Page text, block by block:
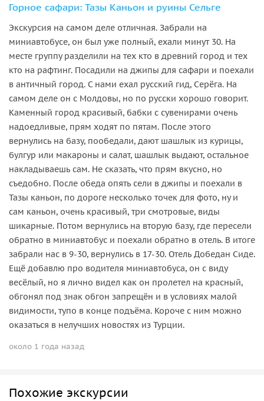
Горное сафари: Тазы Каньон и руины Сельге
Экскурсия на самом деле отличная. Забрали на
миниавтобусе, он был уже полный, ехали минут 30. На
месте группу разделили на тех кто в древний город и тех
кто на рафтинг. Посадили на джипы для сафари и поехали
в античный город. С нами ехал русский гид, Серёга. На
самом деле он с Молдовы, но по русски хорошо говорит.
Каменный город красивый, бабки с сувенирами очень
надоедливые, прям ходят по пятам. После этого
вернулись на базу, пообедали, дают шашлык из курицы,
булгур или макароны и салат, шашлык выдают, остальное
накладываешь сам. Не сказать, что прям вкусно, но
съедобно. После обеда опять сели в джипы и поехали в
Тазы каньон, по дороге несколько точек для фото, ну и
сам каньон, очень красивый, три смотровые, виды
шикарные. Потом вернулись на вторую базу, где пересели
обратно в миниавтобус и поехали обратно в отель. В итоге
забрали нас в 9-30, вернулись в 17-30. Отель Добедан Сиде.
Ещё добавлю про водителя миниавтобуса, он с виду
весёлый, но я лично видел как он пролетел на красный,
обгонял под знак обгон запрещён и в условиях малой
видимости, тупо в конце подъёма. Короче с ним можно
оказаться в нелучших новостях из Турции.
около 1 года назад
Похожие экскурсии